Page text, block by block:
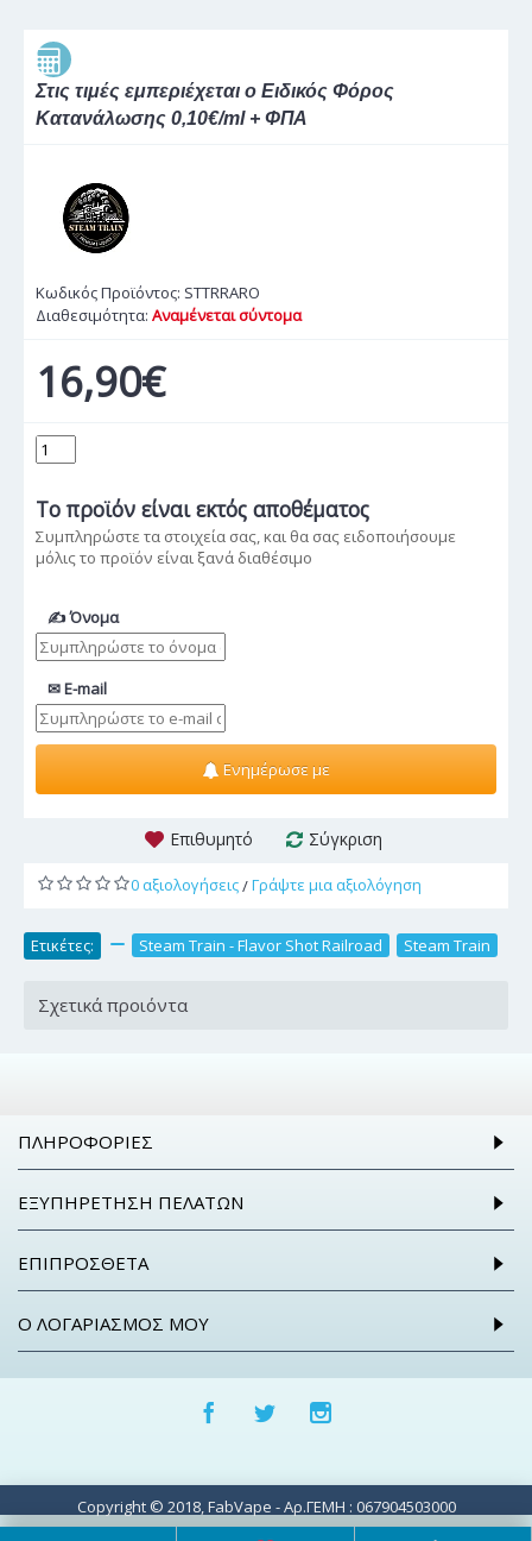
Στις τιμές εμπεριέχεται ο Ειδικός Φόρος
Κατανάλωσης 0,10€/ml + ΦΠΑ
Κωδικός Προϊόντος: STTRRARO
Διαθεσιμότητα: Αναμένεται σύντομα
16,90€
Το προϊόν είναι εκτός αποθέματος
Συμπληρώστε τα στοιχεία σας, και θα σας ειδοποιήσουμε
μόλις το προϊόν είναι ξανά διαθέσιμο
✍ Όνομα
✉ E-mail
Ενημέρωσε με
Επιθυμητό Σύγκριση
0 αξιολογήσεις/Γράψτε μια αξιολόγηση
Ετικέτες: Steam Train - Flavor Shot Railroad Steam Train
Σχετικά προιόντα
ΠΛΗΡΟΦΟΡΊΕΣ
ΕΞΥΠΗΡΈΤΗΣΗ ΠΕΛΑΤΏΝ
ΕΠΙΠΡΌΣΘΕΤΑ
Ο ΛΟΓΑΡΙΑΣΜΌΣ ΜΟΥ
Copyright © 2018, FabVape - Αρ.ΓΕΜΗ : 067904503000